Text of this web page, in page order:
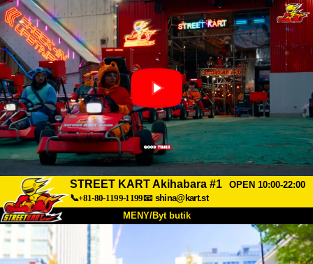
STREET KART Akihabara #1
OPEN 10:00-22:00
📞+81-80-1199-1199📧 shina@kart.st
MENY/Byt butik